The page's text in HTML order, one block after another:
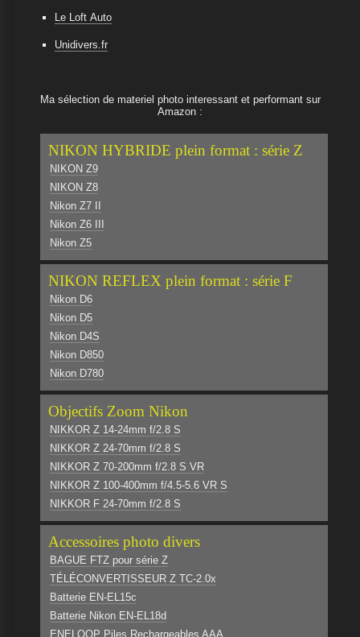
Le Loft Auto
Unidivers.fr
Ma sélection de materiel photo interessant et performant sur
Amazon :
NIKON HYBRIDE plein format : série Z
NIKON Z9
NIKON Z8
Nikon Z7 II
Nikon Z6 III
Nikon Z5
NIKON REFLEX plein format : série F
Nikon D6
Nikon D5
Nikon D4S
Nikon D850
Nikon D780
Objectifs Zoom Nikon
NIKKOR Z 14-24mm f/2.8 S
NIKKOR Z 24-70mm f/2.8 S
NIKKOR Z 70-200mm f/2.8 S VR
NIKKOR Z 100-400mm f/4.5-5.6 VR S
NIKKOR F 24-70mm f/2.8 S
Accessoires photo divers
BAGUE FTZ pour série Z
TÉLÉCONVERTISSEUR Z TC-2.0x
Batterie EN-EL15c
Batterie Nikon EN-EL18d
ENELOOP Piles Rechargeables AAA